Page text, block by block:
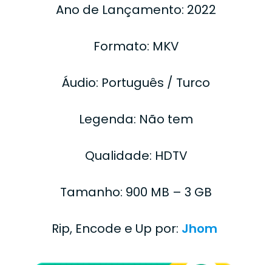
Ano de Lançamento: 2022
Formato: MKV
Áudio: Português / Turco
Legenda: Não tem
Qualidade: HDTV
Tamanho: 900 MB – 3 GB
Rip, Encode e Up por: Jhom